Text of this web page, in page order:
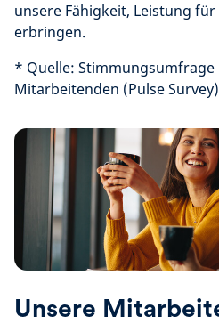
unsere Fähigkeit, Leistung
erbringen.
* Quelle:
Mitarbeitenden (Pulse
Unsere